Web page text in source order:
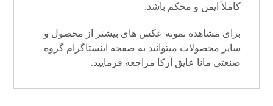
کاملاً ایمن و محکم باشد.
برای مشاهده نمونه عکس های بیشتر از محصول و
سایر محصولات میتوانید به صفحه اینستاگرام گروه
صنعتی مانا عایق آرکا مراجعه فرمایید.